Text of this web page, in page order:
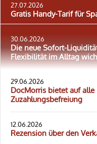
27.07.2026
Gratis Handy-Tarif für
30.06.2026
Die neue Sofort-
Flexibilität im Alltag
29.06.2026
DocMorris bietet auf alle
Zuzahlungsbefreiung
12.06.2026
Rezension über den